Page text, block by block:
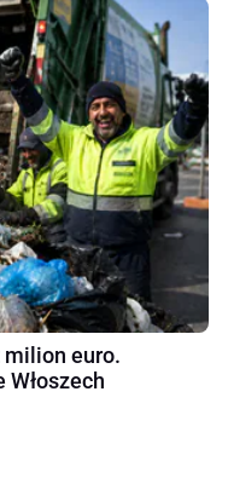
milion euro.
Włoszech